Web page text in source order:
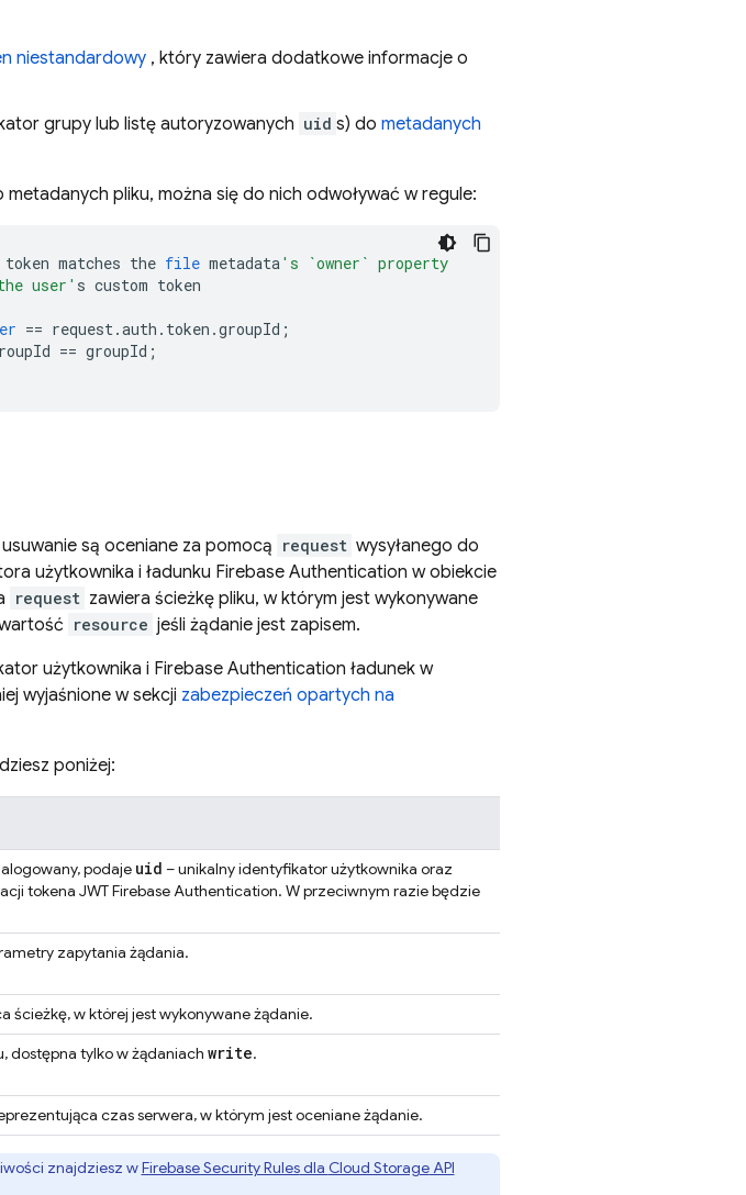
niestandardowy , który zawiera dodatkowe informacje o
grupy lub listę autoryzowanych uid s) do metadanych
pliku, można się do nich odwoływać w regule:
token matches the file metadata's `owner` property
user' s custom token
== request.auth . token .groupId ;
== groupId ;
są oceniane za pomocą request wysyłanego do
użytkownika i ładunku Firebase Authentication w obiekcie
request zawiera ścieżkę pliku, w którym jest wykonywane
resource jeśli żądanie jest zapisem.
użytkownika i Firebase Authentication ładunek w
wyjaśnione w sekcji zabezpieczeń opartych na
poniżej:
podaje uid – unikalny identyfikator użytkownika oraz
tokena JWTFirebase Authentication. W przeciwnym razie będzie
zapytania żądania.
ścieżkę, w której jest wykonywane żądanie.
dostępna tylko w żądaniach write.
czas serwera, w którym jest oceniane żądanie.
znajdziesz wFirebase Security Rulesdla Cloud StorageAPI